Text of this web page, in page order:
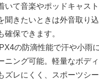
いて音楽やポッドキャス
聞きたいときは外音取り
確保できます。
の防滴性能で汗や小雨
ニング可能。軽量なボデ
ズレにくく、スポーツシ